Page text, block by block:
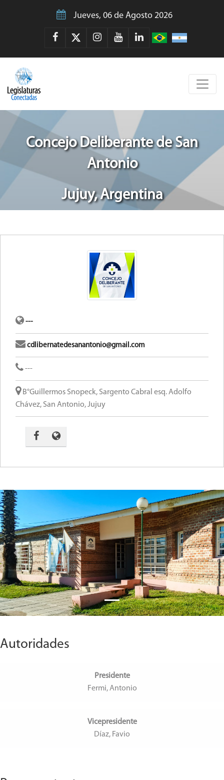
Jueves, 06 de Agosto 2026
Concejo Deliberante de San
Antonio
Jujuy, Argentina
---
cdlibernatedesanantonio@gmail.com
---
B°Guillermos Snopeck, Sargento Cabral esq. Adolfo
Chávez, San Antonio, Jujuy
Previous Next
Autoridades
Presidente
Fermi, Antonio
Vicepresidente
Díaz, Favio